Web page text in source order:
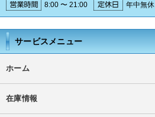
8:00 〜 21:00 年中無休
サービスメニュー
ホーム
在庫情報